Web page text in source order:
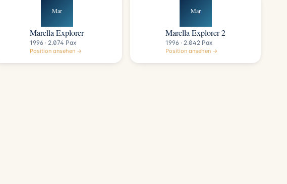
Mar
Marella Explorer
1996 · 2.074 Pax
Position ansehen →
Mar
Marella Explorer 2
1996 · 2.042 Pax
Position ansehen →